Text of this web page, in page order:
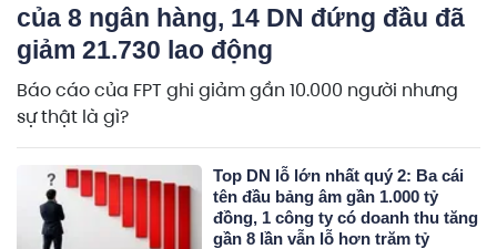
của 8 ngân hàng, 14 DN đứng đầu đã
giảm 21.730 lao động
Báo cáo của FPT ghi giảm gần 10.000 người nhưng
sự thật là gì?
Top DN lỗ lớn nhất quý 2: Ba cái
tên đầu bảng âm gần 1.000 tỷ
đồng, 1 công ty có doanh thu tăng
gần 8 lần vẫn lỗ hơn trăm tỷ